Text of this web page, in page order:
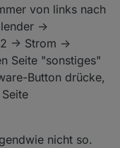
von links nach
->
-> Strom ->
Seite "sonstiges"
Button drücke,
nicht so.